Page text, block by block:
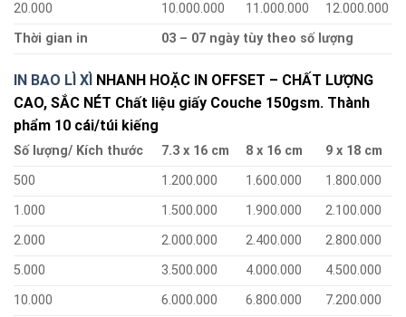
20.000
10.000.000 11.000.000
12.000.000
Thời gian in
03 – 07 ngày tùy theo số lượng
IN BAO LÌ XÌ NHANH HOẶC IN OFFSET – CHẤT LƯỢNG
CAO, SẮC NÉT Chất liệu giấy Couche 150gsm. Thành
phẩm 10 cái/túi kiếng
Số lượng/ Kích thước 7.3 x 16 cm 8 x 16 cm
9 x 18 cm
500
1.200.000 1.600.000
1.800.000
1.000
1.500.000 1.900.000
2.100.000
2.000
2.000.000 2.400.000
2.800.000
5.000
3.500.000 4.000.000
4.500.000
10.000
6.000.000 6.800.000
7.200.000